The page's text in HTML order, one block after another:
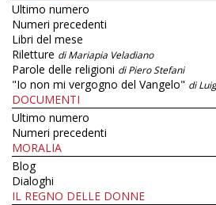
Ultimo numero
Numeri precedenti
Libri del mese
Riletture di Mariapia Veladiano
Parole delle religioni di Piero Stefani
"Io non mi vergogno del Vangelo" di
DOCUMENTI
Ultimo numero
Numeri precedenti
MORALIA
Blog
Dialoghi
IL REGNO DELLE DONNE